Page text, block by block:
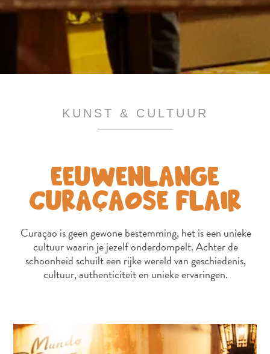
Appartementen
Resorts
Vakantiewoningen
bezoek
KUNST & CULTUUR
EEUWENLANGE
CURAÇAOSE FLAIR
Curaçao is geen gewone bestemming, het is een unieke
cultuur waarin je jezelf onderdompelt. Achter de
schoonheid schuilt een rijke wereld van geschiedenis,
cultuur, authenticiteit en unieke ervaringen.